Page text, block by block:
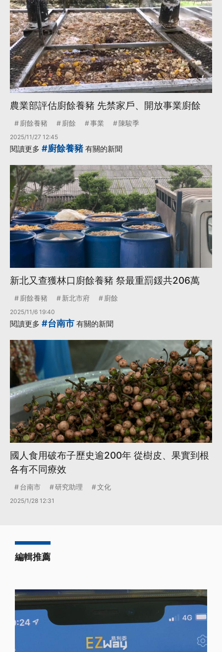
農業部評估廚餘養豬 先禁家戶、開放事業廚餘
廚餘養豬 廚餘 事業 陳駿季
2025/11/27 12:45
閱讀更多 #廚餘養豬 有關的新聞
新北又查獲林口廚餘養豬 祭最重罰鍰共206萬
廚餘養豬 新北市府 廚餘
2025/11/6 19:40
閱讀更多 #台南市 有關的新聞
國人食用破布子歷史逾200年 從樹皮、果實到根
各有不同療效
台南市 研究助理 文化
2025/1/28 12:31
編輯推薦